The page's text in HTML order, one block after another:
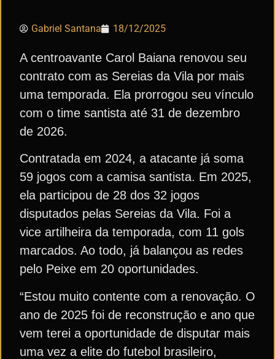
Gabriel Santana 18/12/2025
A centroavante Carol Baiana renovou seu
contrato com as Sereias da Vila por mais
uma temporada. Ela prorrogou seu vínculo
com o time santista até 31 de dezembro
de 2026.
Contratada em 2024, a atacante já soma
59 jogos com a camisa santista. Em 2025,
ela participou de 28 dos 32 jogos
disputados pelas Sereias da Vila. Foi a
vice artilheira da temporada, com 11 gols
marcados. Ao todo, já balançou as redes
pelo Peixe em 20 oportunidades.
“Estou muito contente com a renovação. O
ano de 2025 foi de reconstrução e ano que
vem terei a oportunidade de disputar mais
uma vez a elite do futebol brasileiro,